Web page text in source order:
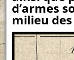
d’armes
milieu